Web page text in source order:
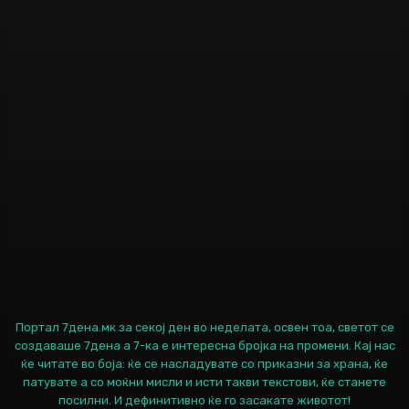
Портал 7дена.мк за секој ден во неделата, освен тоа, светот се
создаваше 7дена а 7-ка е интересна бројка на промени. Кај нас
ќе читате во боја: ќе се насладувате со приказни за храна, ќе
патувате а со моќни мисли и исти такви текстови, ќе станете
посилни. И дефинитивно ќе го засакате животот!